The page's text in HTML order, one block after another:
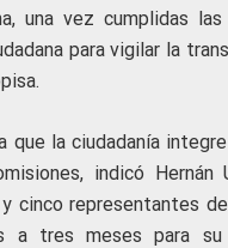
una vez cumplidas
para vigilar la
la ciudadanía
indicó Hernán
cinco representantes
a tres meses para